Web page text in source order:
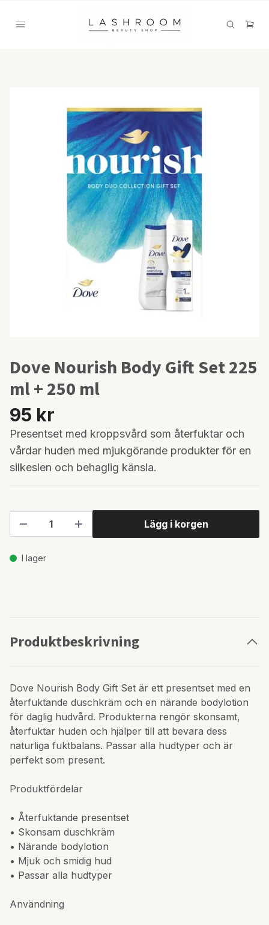
Dove Nourish Body Gift Set 225
ml + 250 ml
95 kr
Presentset med kroppsvård som återfuktar och
vårdar huden med mjukgörande produkter för en
silkeslen och behaglig känsla.
Lägg i korgen
I lager
Produktbeskrivning
Dove Nourish Body Gift Set är ett presentset med en
återfuktande duschkräm och en närande bodylotion
för daglig hudvård. Produkterna rengör skonsamt,
återfuktar huden och hjälper till att bevara dess
naturliga fuktbalans. Passar alla hudtyper och är
perfekt som present.
Produktfördelar
• Återfuktande presentset
• Skonsam duschkräm
• Närande bodylotion
• Mjuk och smidig hud
• Passar alla hudtyper
Användning